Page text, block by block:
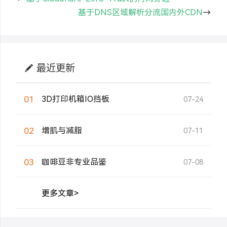
基于DNS区域解析分流国内外CDN→
最近更新
01 3D打印机箱IO挡板 07-24
02 增肌与减脂 07-11
03 咖啡豆非专业品鉴 07-08
更多文章>